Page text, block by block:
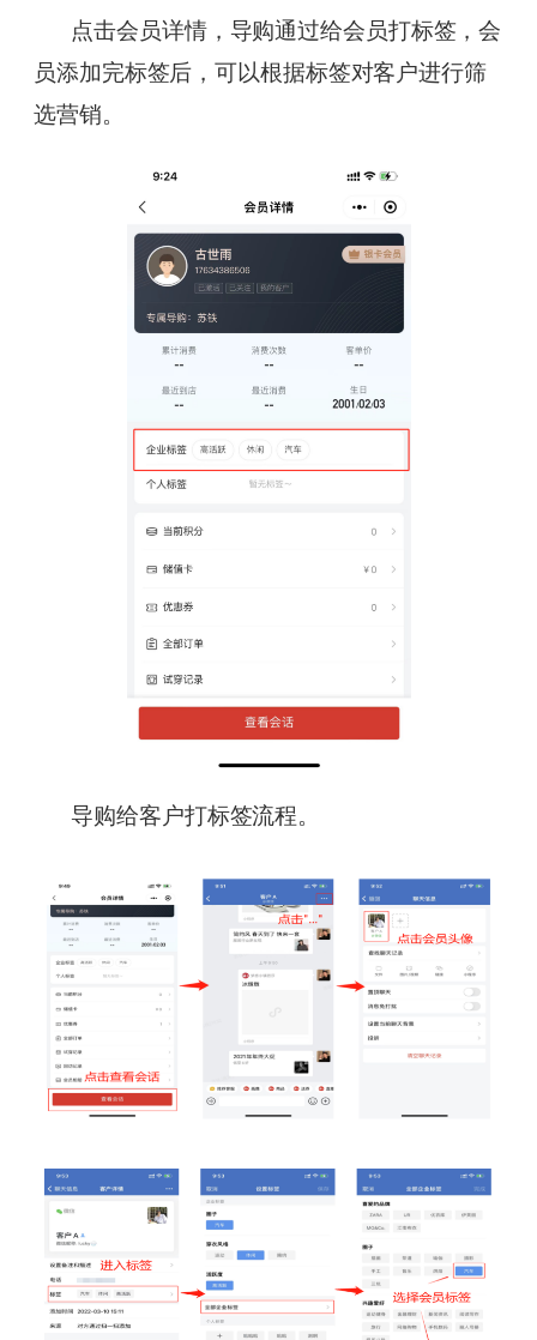
点击会员详情，导购通过给会员打标签，会
员添加完标签后，可以根据标签对客户进行筛
选营销。
导购给客户打标签流程。